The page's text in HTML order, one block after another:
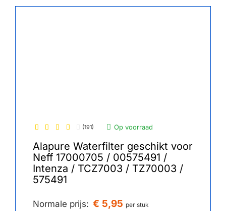
(191) Op voorraad
Alapure Waterfilter geschikt voor
Neff 17000705 / 00575491 /
Intenza / TCZ7003 / TZ70003 /
575491
Normale prijs: € 5,95 per stuk